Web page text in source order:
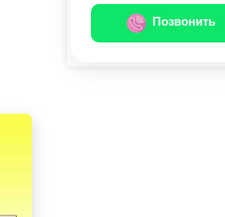
Позвонить